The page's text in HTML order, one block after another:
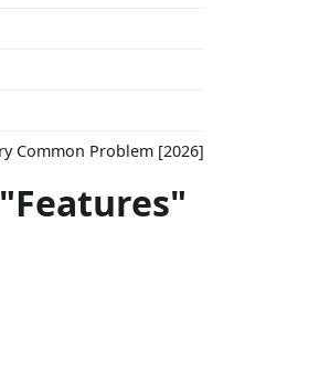
Common Problem [2026]